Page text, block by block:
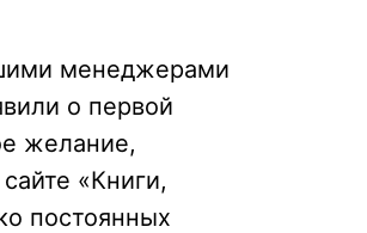
менеджерами
о первой
желание,
«Книги,
постоянных